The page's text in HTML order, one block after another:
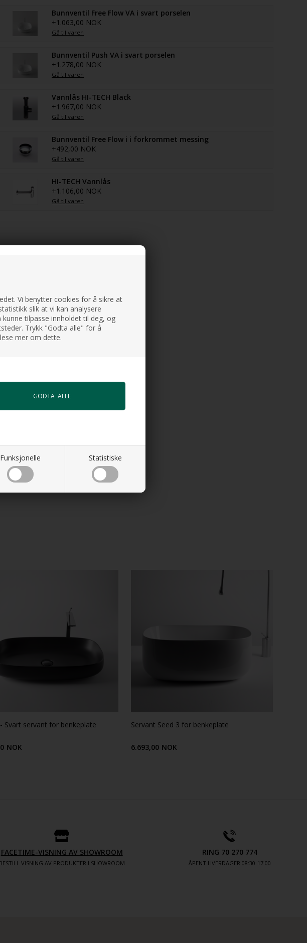
Vi benytter cookies for å sikre at
slik at vi kan analysere
tilpasse innholdet til deg, og
Trykk "Godta alle" for å
mer om dette.
Funksjonelle Statistiske
Bunnventil Free Flow VA i svart porselen
+1.063,00 NOK
Gå til varen
Bunnventil Push VA i svart porselen
+1.278,00 NOK
Gå til varen
Vannlås HI-TECH Black
+1.967,00 NOK
Gå til varen
Bunnventil Free Flow i i forkrommet messing
+492,00 NOK
Gå til varen
HI-TECH Vannlås
+1.106,00 NOK
Gå til varen
Svart servant for benkeplate
NOK
Servant Seed 3 for benkeplate
6.693,00 NOK
FACETIME-VISNING AV SHOWROOM
BESTILL VISNING AV PRODUKTER I SHOWROOM
RING 70 270 774
ÅPENT HVERDAGER 08:30-17.00